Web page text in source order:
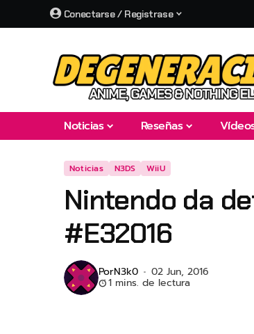
Conectarse / Registrase
Noticias Reseñas
Noticias N3DS WiiU
Nintendo da
#E32016
PorN3k0 02 Jun, 2016
1 mins. de lectura